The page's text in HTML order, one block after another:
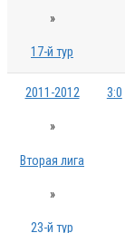
»
17-й тур
2011-2012
»
Вторая лига
»
23-й тур
3:0